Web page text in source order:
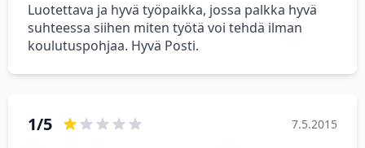
Luotettava ja hyvä työpaikka, jossa palkka hyvä
suhteessa siihen miten työtä voi tehdä ilman
koulutuspohjaa. Hyvä Posti.
1/5 7.5.2015